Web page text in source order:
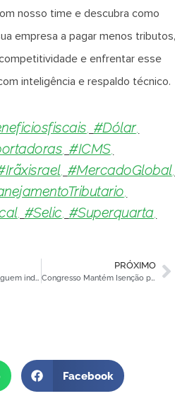
nosso time e descubra como
empresa a pagar menos tributos,
e enfrentar esse
inteligência e respaldo técnico.
#dólar,
,#ICMS,
, #MercadoGlobal,
, #Selic #Superquarta
Tarifas sobre aço seguem indefinidas e colocam empresários em rota de risco tributário
PRÓXIMO
Congresso Mantém Isenção para FIIs e Fiagros: Alívio Tributário em Meio à Reforma
Facebook